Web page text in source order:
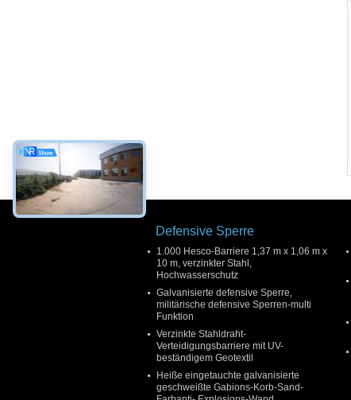
Defensive Sperre
1.000 Hesco-Barriere 1,37 m x 1,06 m x
10 m, verzinkter Stahl,
Hochwasserschutz
Galvanisierte defensive Sperre,
militärische defensive Sperren-multi
Funktion
Verzinkte Stahldraht-
Verteidigungsbarriere mit UV-
beständigem Geotextil
Heiße eingetauchte galvanisierte
geschweißte Gabions-Korb-Sand-